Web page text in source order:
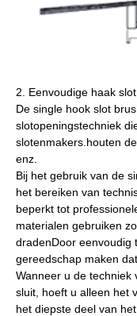
2. Eenvoudige haak
De single hook slot
slotopeningstechniek
slotenmakers.houten
enz.
Bij het gebruik van de
het bereiken van
beperkt tot
materialen gebruiken
dradenDoor eenvoudig
gereedschap maken
Wanneer u de techniek
sluit, hoeft u alleen het
het diepste deel van